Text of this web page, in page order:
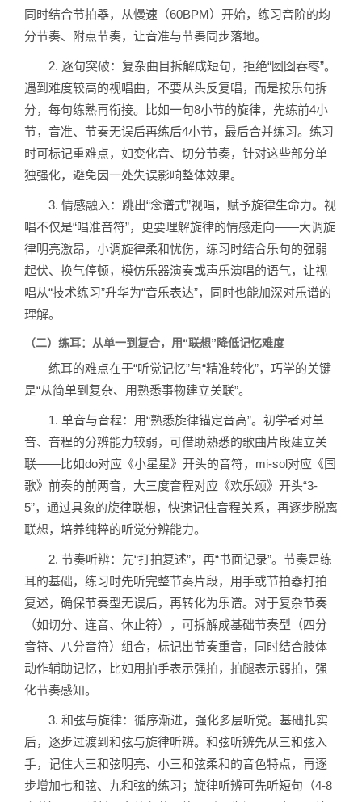
同时结合节拍器，从慢速（60BPM）开始，练习音阶的均
分节奏、附点节奏，让音准与节奏同步落地。
2. 逐句突破：复杂曲目拆解成短句，拒绝“囫囵吞枣”。
遇到难度较高的视唱曲，不要从头反复唱，而是按乐句拆
分，每句练熟再衔接。比如一句8小节的旋律，先练前4小
节，音准、节奏无误后再练后4小节，最后合并练习。练习
时可标记重难点，如变化音、切分节奏，针对这些部分单
独强化，避免因一处失误影响整体效果。
3. 情感融入：跳出“念谱式”视唱，赋予旋律生命力。视
唱不仅是“唱准音符”，更要理解旋律的情感走向——大调旋
律明亮激昂，小调旋律柔和忧伤，练习时结合乐句的强弱
起伏、换气停顿，模仿乐器演奏或声乐演唱的语气，让视
唱从“技术练习”升华为“音乐表达”，同时也能加深对乐谱的
理解。
（二）练耳：从单一到复合，用“联想”降低记忆难度
练耳的难点在于“听觉记忆”与“精准转化”，巧学的关键
是“从简单到复杂、用熟悉事物建立关联”。
1. 单音与音程：用“熟悉旋律锚定音高”。初学者对单
音、音程的分辨能力较弱，可借助熟悉的歌曲片段建立关
联——比如do对应《小星星》开头的音符，mi-sol对应《国
歌》前奏的前两音，大三度音程对应《欢乐颂》开头“3-
5”，通过具象的旋律联想，快速记住音程关系，再逐步脱离
联想，培养纯粹的听觉分辨能力。
2. 节奏听辨：先“打拍复述”，再“书面记录”。节奏是练
耳的基础，练习时先听完整节奏片段，用手或节拍器打拍
复述，确保节奏型无误后，再转化为乐谱。对于复杂节奏
（如切分、连音、休止符），可拆解成基础节奏型（四分
音符、八分音符）组合，标记出节奏重音，同时结合肢体
动作辅助记忆，比如用拍手表示强拍，拍腿表示弱拍，强
化节奏感知。
3. 和弦与旋律：循序渐进，强化多层听觉。基础扎实
后，逐步过渡到和弦与旋律听辨。和弦听辨先从三和弦入
手，记住大三和弦明亮、小三和弦柔和的音色特点，再逐
步增加七和弦、九和弦的练习；旋律听辨可先听短句（4-8